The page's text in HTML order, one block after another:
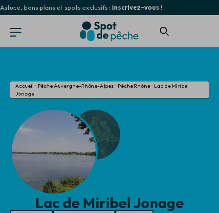
Astuce, bons plans et spots exclusifs : inscrivez-vous !
Accueil • Pêche Auvergne-Rhône-Alpes • Pêche Rhône • Lac de Miribel
Jonage
Lac de Miribel Jonage